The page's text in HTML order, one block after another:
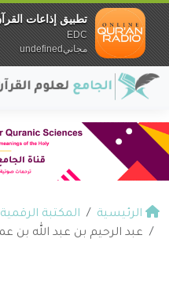
الرئيسية المكتبة الرقمية
عبد الرحيم بن عبد الله بن
تطبيق إذاعات
EDC
مجانيundefined